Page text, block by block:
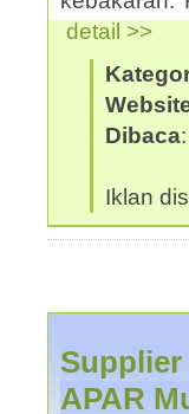
detail >>
Dibaca
Iklan
Supplier
APAR